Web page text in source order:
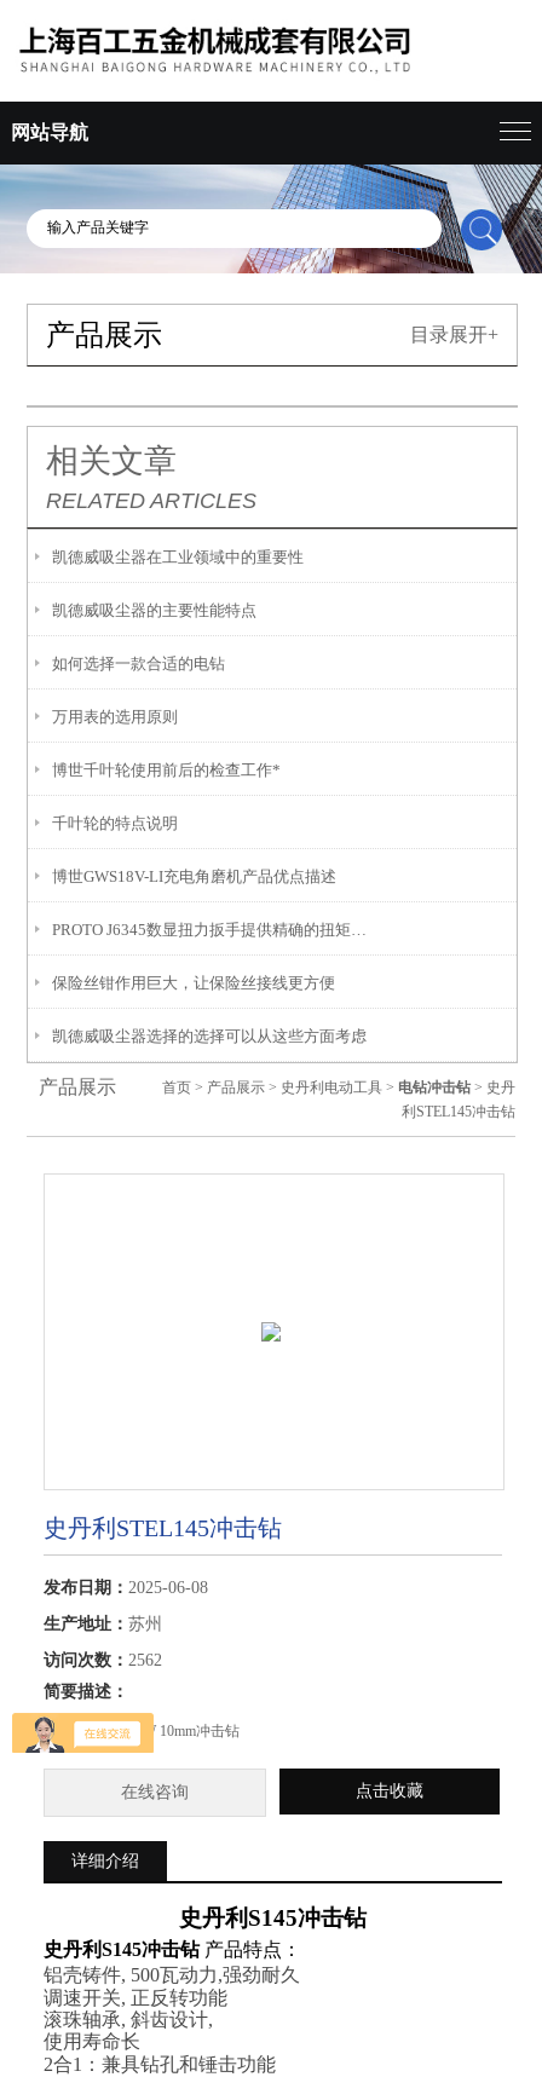
网站导航
产品展示 目录展开+
相关文章
RELATED ARTICLES
凯德威吸尘器在工业领域中的重要性
凯德威吸尘器的主要性能特点
如何选择一款合适的电钻
万用表的选用原则
博世千叶轮使用前后的检查工作*
千叶轮的特点说明
博世GWS18V-LI充电角磨机产品优点描述
保险丝钳作用巨大，让保险丝接线更方便
凯德威吸尘器选择的选择可以从这些方面考虑
产品展示 首页> 产品展示> 史丹利电动工具> 电钻冲击钻> 史丹
利STEL145冲击钻
史丹利STEL145冲击钻
发布日期： 2025-06-08
生产地址： 苏州
访问次数： 2562
简要描述：
史丹利S145 500W 10mm冲击钻
在线咨询 点击收藏
详细介绍
史丹利 S145冲击钻
史丹利S145冲击钻产品特点：
铝壳铸件, 500瓦动力,强劲耐久
调速开关, 正反转功能
滚珠轴承, 斜齿设计,
使用寿命长
2合1 ：兼具钻孔和锤击功能